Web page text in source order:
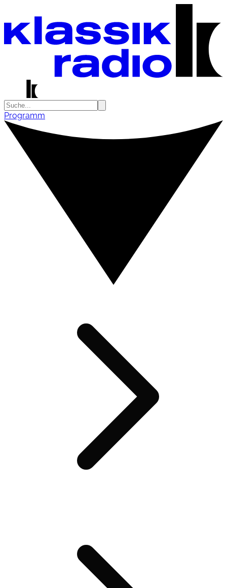
Programm